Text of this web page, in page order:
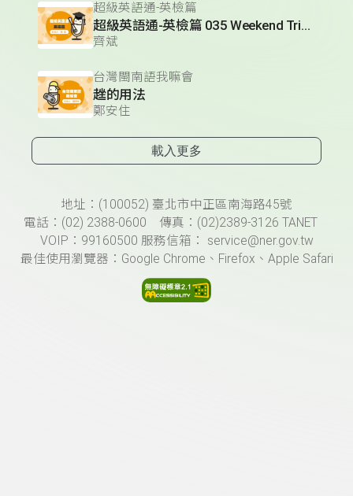
超級英語通-英檢篇
超級英語通-英檢篇 035 Weekend Trip- 週末旅遊
齊斌
台灣閩南語我嘛會
趖的用法
鄭安住
載入更多
頁尾資訊地址：(100052) 臺北市中正區南海路45號
電話：(02) 2388-0600 傳真：(02)2389-3126 TANET
VOIP：99160500 服務信箱： service@ner.gov.tw
最佳使用瀏覽器：Google Chrome、Firefox、Apple Safari